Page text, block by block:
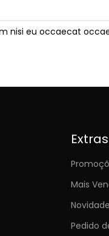
nisi eu occaecat
Extras
Mais
Pedido